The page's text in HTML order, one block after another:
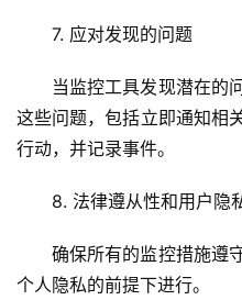
n
u
7. 应对发现的问题
当监控工具发现潜在的
这些问题，包括立即通知相
行动，并记录事件。
8. 法律遵从性和用户隐
确保所有的监控措施遵
个人隐私的前提下进行。